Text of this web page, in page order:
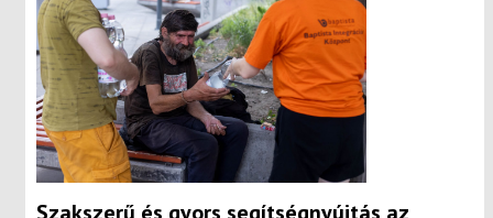
Szakszerű és gyors segítségnyújtás az